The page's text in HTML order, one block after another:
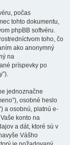
počas
tohto dokumentu,
phpBB softvéru.
toho, čo
ako anonymný
na
príspevky po
jednoznačne
osobné heslo
a osobnú, platnú e-
konto na
a dát, ktoré sú v
Vášho